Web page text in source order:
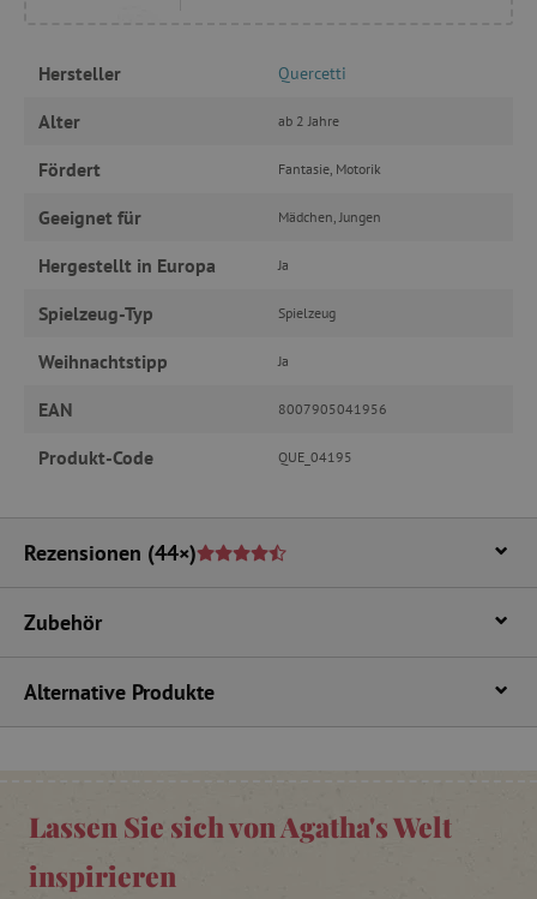
Hersteller Quercetti
Alter ab 2 Jahre
Fördert Fantasie, Motorik
Geeignet für Mädchen, Jungen
Hergestellt in Europa Ja
Spielzeug-Typ Spielzeug
Weihnachtstipp Ja
EAN 8007905041956
Produkt-Code QUE_04195
Rezensionen (44×)
Zubehör
Alternative Produkte
Lassen Sie sich von Agatha's Welt
inspirieren
kann die Website nicht ordnungsgemäß
_lb .agathaswelt.de
_lb_ccc